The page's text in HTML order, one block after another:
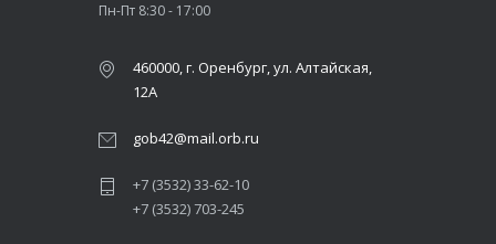
Пн-Пт 8:30 - 17:00
460000, г. Оренбург, ул. Алтайская,
12А
gob42@mail.orb.ru
+7 (3532) 33-62-10
+7 (3532) 703-245